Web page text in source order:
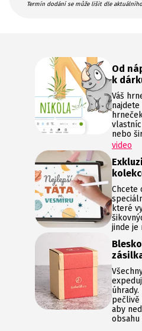
Termín dodání se může lišit dle
Od
k
Váš
nebo
video
Chcete
které
jinde je
pečlivě
aby
obsahu